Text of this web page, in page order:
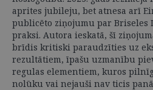
aprites jubileju, bet atnesa arī
publicēto ziņojumu par Briseles
praksi. Autora ieskatā, šī
brīdis kritiski paraudzīties uz
rezultātiem, īpašu uzmanību
regulas elementiem, kuros
nolūku vai nejauši nav ticis